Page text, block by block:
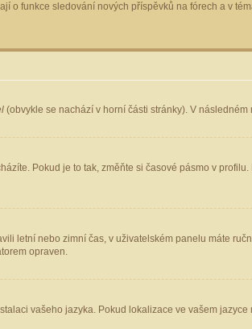
o funkce sledování nových příspěvků na fórech a v
(obvykle se nachází v horní části stránky). V
Pokud je to tak, změňte si časové pásmo v
letní nebo zimní čas, v uživatelském panelu máte
opraven.
vašeho jazyka. Pokud lokalizace ve vašem